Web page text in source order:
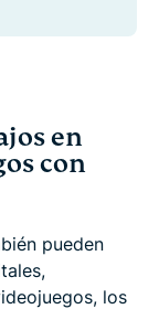
en
con
pueden
los